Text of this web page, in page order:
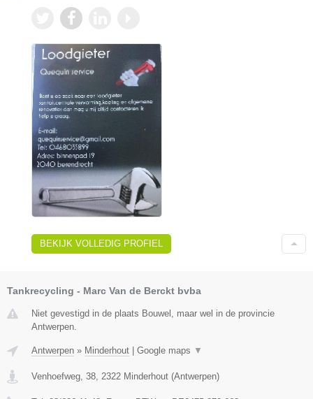
BEKIJK VOLLEDIG PROFIEL
Tankrecycling - Marc Van de Berckt bvba
Niet gevestigd in de plaats Bouwel, maar wel in de provincie
Antwerpen.
Antwerpen » Minderhout Google maps ▼
Venhoefweg, 38, 2322 Minderhout (Antwerpen)